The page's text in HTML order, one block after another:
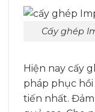
Cấy ghép
Hiện nay cấy
pháp phục
tiến nhất.